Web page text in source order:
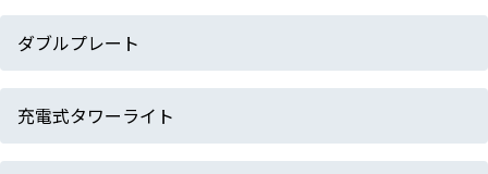
ダブルプレート
充電式タワーライト